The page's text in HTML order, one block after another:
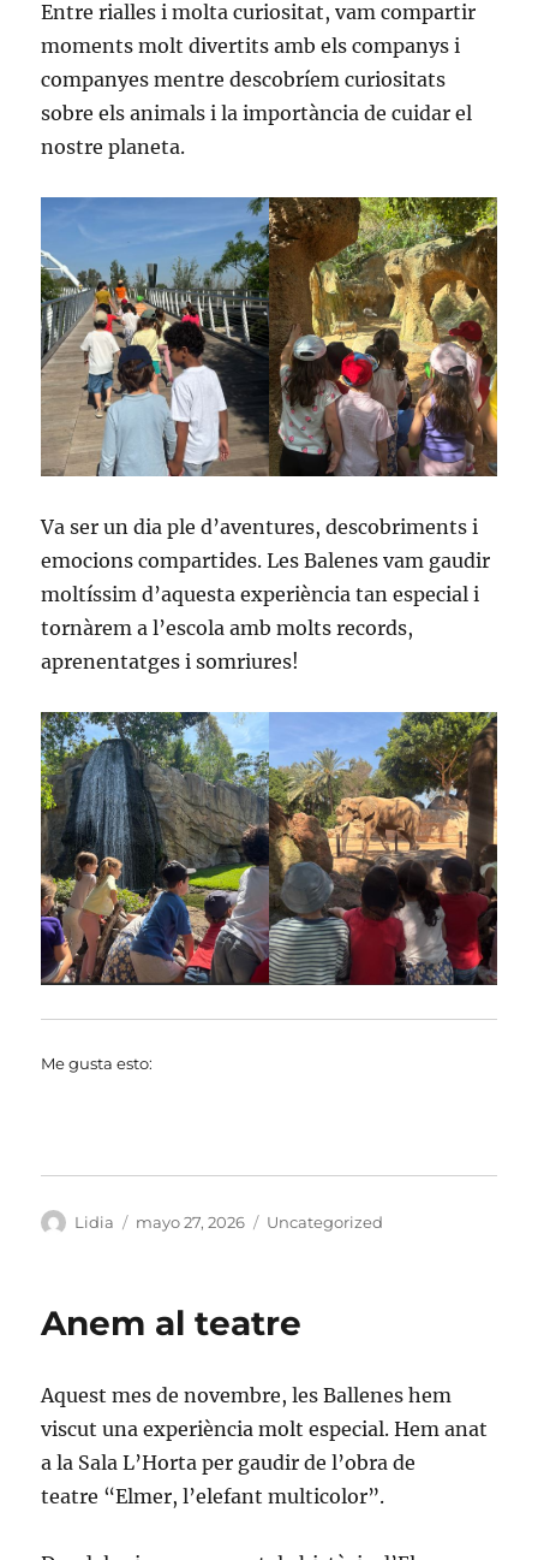
Entre rialles i molta curiositat, vam compartir
moments molt divertits amb els companys i
companyes mentre descobríem curiositats
sobre els animals i la importància de cuidar el
nostre planeta.
Va ser un dia ple d’aventures, descobriments i
emocions compartides. Les Balenes vam gaudir
moltíssim d’aquesta experiència tan especial i
tornàrem a l’escola amb molts records,
aprenentatges i somriures!
Me gusta esto:
Autor
Lidia
Publicado
mayo 27, 2026 Categorías
Uncategorized
Anem al teatre
Aquest mes de novembre, les Ballenes hem
viscut una experiència molt especial. Hem anat
a la Sala L’Horta per gaudir de l’obra de
teatre “Elmer, l’elefant multicolor”.